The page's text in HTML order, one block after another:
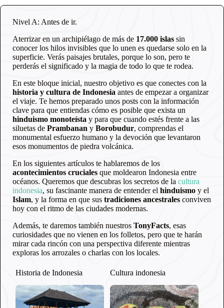
Nivel A: Antes de ir.
Aterrizar en un archipiélago de más de 17.000 islas sin
conocer los hilos invisibles que lo unen es quedarse solo en la
superficie. Verás paisajes brutales, porque lo son, pero te
perderás el significado y la magia de todo lo que te rodea.
En este bloque inicial, nuestro objetivo es que conectes con la
historia y cultura de Indonesia antes de empezar a organizar
el viaje. Te hemos preparado unos posts con la información
clave para que entiendas cómo es posible que exista un
hinduismo monoteísta y para que cuando estés frente a las
siluetas de Prambanan y Borobudur, comprendas el
monumental esfuerzo humano y la devoción que levantaron
esos monumentos de piedra volcánica.
En los siguientes artículos te hablaremos de los
acontecimientos cruciales que moldearon Indonesia entre
océanos. Queremos que descubras los secretos de la cultura
indonesia, su fascinante manera de entender el hinduismo y el
Islam, y la forma en que sus tradiciones ancestrales conviven
hoy con el ritmo de las ciudades modernas.
Además, te daremos también nuestros TonyFacts, esas
curiosidades que no vienen en los folletos, pero que te harán
mirar cada rincón con una perspectiva diferente mientras
exploras los arrozales o charlas con los locales.
Historia de Indonesia Cultura indonesia